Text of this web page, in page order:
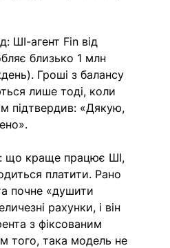
ШІ-агент Fin від
близько 1 млн
Гроші з балансу
лише тоді, коли
підтвердив: «Дякую,
що краще працює ШІ,
платити. Рано
почне «душити
рахунки, і він
з фіксованим
того, така модель не